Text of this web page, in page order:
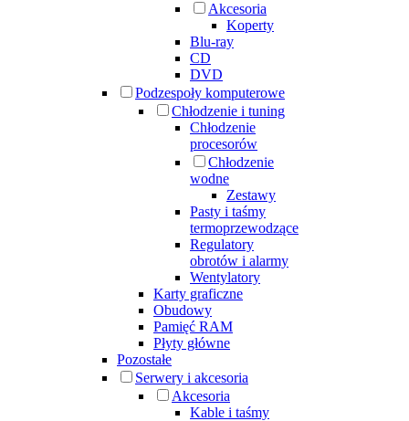
Akcesoria
Koperty
Blu-ray
CD
DVD
Podzespoły komputerowe
Chłodzenie i tuning
Chłodzenie
procesorów
Chłodzenie
wodne
Zestawy
Pasty i taśmy
termoprzewodzące
Regulatory
obrotów i alarmy
Wentylatory
Karty graficzne
Obudowy
Pamięć RAM
Płyty główne
Pozostałe
Serwery i akcesoria
Akcesoria
Kable i taśmy